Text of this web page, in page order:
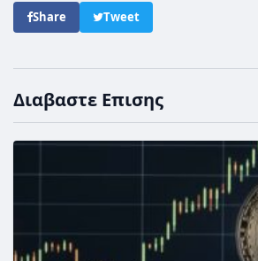
Share Tweet
Διαβαστε Επισης